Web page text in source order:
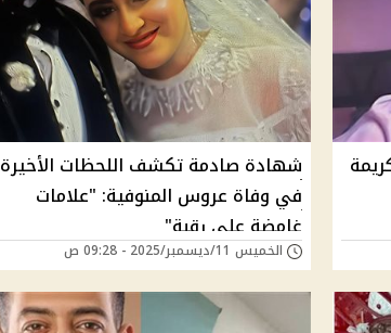
شهادة صادمة تكشف اللحظات الأخيرة
في وفاة عروس المنوفية: "علامات
غامضة على رقبة"
الخميس 11/ديسمبر/2025 - 09:28 ص